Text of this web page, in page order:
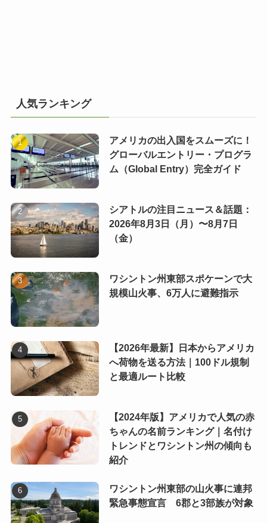
人気ランキング
アメリカの出入国をスムーズに！
グローバルエントリー・プログラ
ム（Global Entry）完全ガイド
シアトルの注目ニュース＆話題：
2026年8月3日（月）〜8月7日
（金）
ワシントン州東部スポケーンで大
規模山火事、6万人に避難指示
【2026年最新】日本からアメリカ
へ荷物を送る方法｜100ドル規制
と最適ルート比較
【2024年版】アメリカで人気の赤
ちゃんの名前ランキング｜名付け
トレンドとワシントン州の傾向も
紹介
ワシントン州東部の山火事に連邦
緊急事態宣言 6郡と3部族が対象